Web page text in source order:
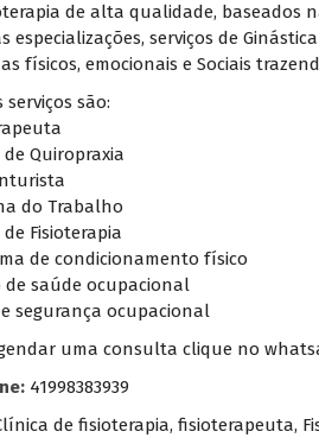
de alta qualidade, baseados
especializações, serviços de
físicos, emocionais e Sociais
serviços são:
Quiropraxia
do Trabalho
Fisioterapia
de condicionamento físico
de saúde ocupacional
segurança ocupacional
uma consulta clique no
41998383939
de fisioterapia, fisioterapeuta,